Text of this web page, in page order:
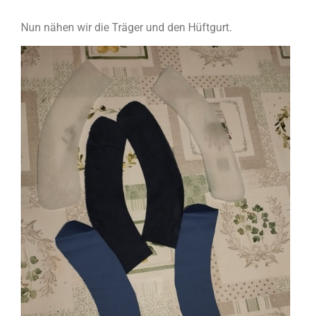
Nun nähen wir die Träger und den Hüftgurt.